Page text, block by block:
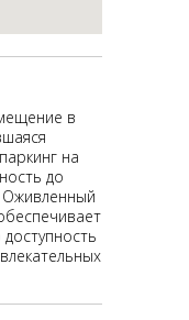
в
на
до
Оживленный